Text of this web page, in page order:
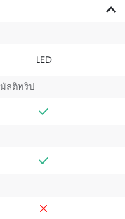
LED
ลติทริป